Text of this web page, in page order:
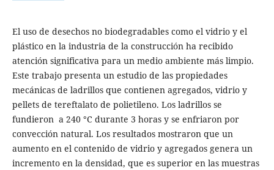
El uso de desechos no biodegradables como el vidrio y el
plástico en la industria de la construcción ha recibido
atención significativa para un medio ambiente más limpio.
Este trabajo presenta un estudio de las propiedades
mecánicas de ladrillos que contienen agregados, vidrio y
pellets de tereftalato de polietileno. Los ladrillos se
fundieron a 240 °C durante 3 horas y se enfriaron por
convección natural. Los resultados mostraron que un
aumento en el contenido de vidrio y agregados genera un
incremento en la densidad, que es superior en las muestras